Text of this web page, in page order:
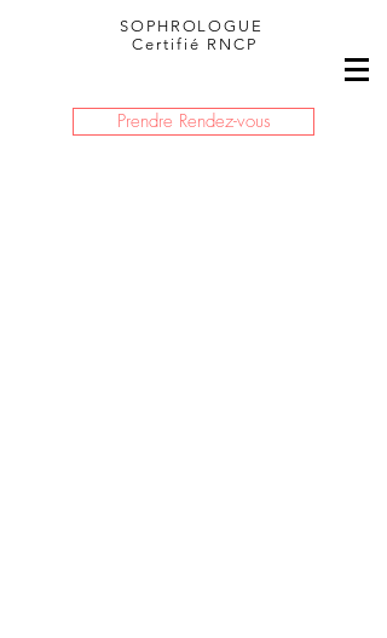
SOPHROLOGUE
Certifié RNCP
Prendre Rendez-vous